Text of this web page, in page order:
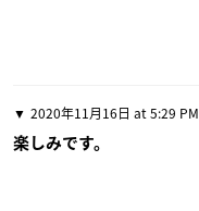
2020年11月16日 at 5:29 PM
楽しみです。